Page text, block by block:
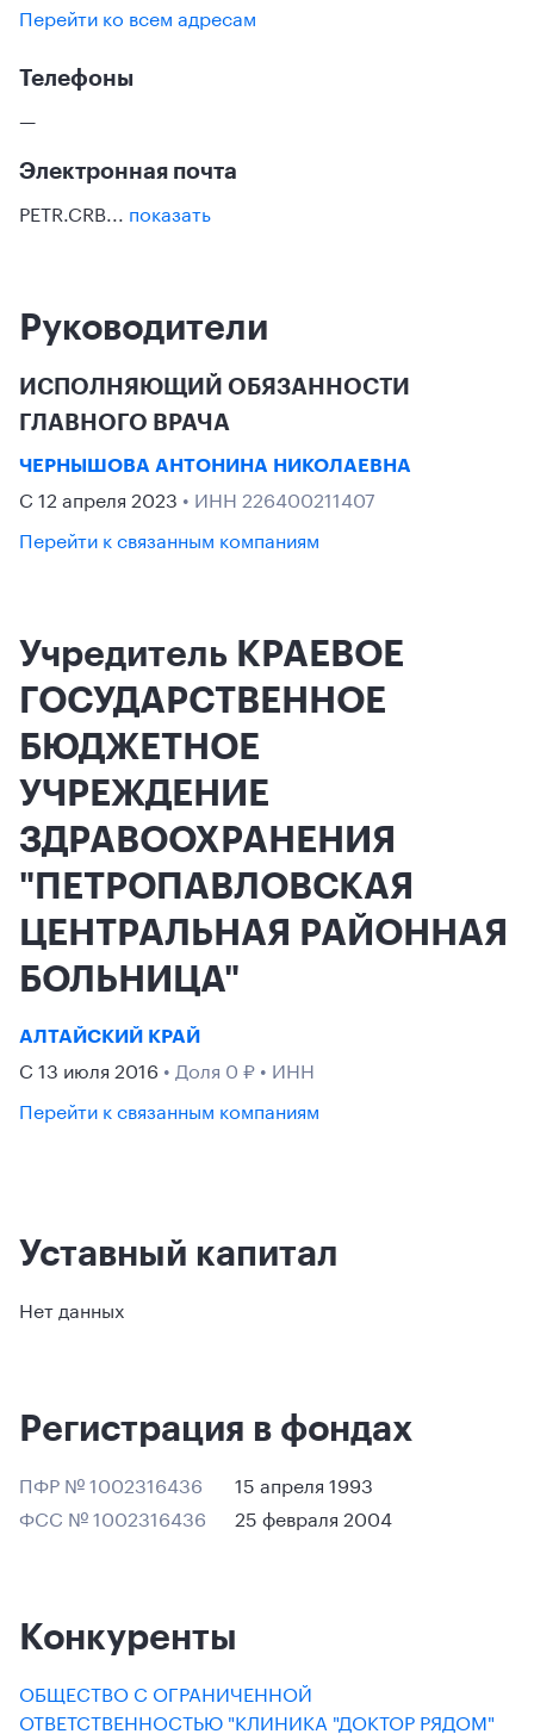
Перейти ко всем адресам
Телефоны
—
Электронная почта
PETR.CRB... показать
Руководители
ИСПОЛНЯЮЩИЙ ОБЯЗАННОСТИ
ГЛАВНОГО ВРАЧА
ЧЕРНЫШОВА АНТОНИНА НИКОЛАЕВНА
С 12 апреля 2023 • ИНН 226400211407
Перейти к связанным компаниям
Учредитель КРАЕВОЕ
ГОСУДАРСТВЕННОЕ
БЮДЖЕТНОЕ
УЧРЕЖДЕНИЕ
ЗДРАВООХРАНЕНИЯ
"ПЕТРОПАВЛОВСКАЯ
ЦЕНТРАЛЬНАЯ РАЙОННАЯ
БОЛЬНИЦА"
АЛТАЙСКИЙ КРАЙ
С 13 июля 2016 • Доля 0 ₽ • ИНН
Перейти к связанным компаниям
Уставный капитал
Нет данных
Регистрация в фондах
ПФР № 1002316436
15 апреля 1993
ФСС № 1002316436
25 февраля 2004
Конкуренты
ОБЩЕСТВО С ОГРАНИЧЕННОЙ
ОТВЕТСТВЕННОСТЬЮ "КЛИНИКА "ДОКТОР РЯДОМ"